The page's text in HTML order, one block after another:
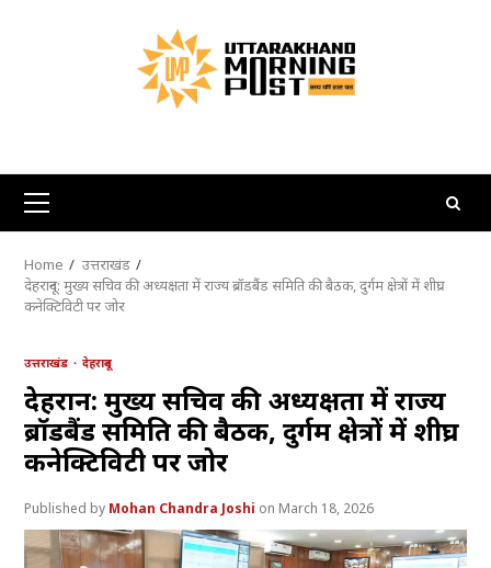
Primary
Menu
Home
उत्तराखंड
देहरादून: मुख्य सचिव की अध्यक्षता में राज्य ब्रॉडबैंड समिति की बैठक, दुर्गम क्षेत्रों में शीघ्र
कनेक्टिविटी पर जोर
उत्तराखंड देहरादून
देहरादून: मुख्य सचिव की अध्यक्षता में राज्य
ब्रॉडबैंड समिति की बैठक, दुर्गम क्षेत्रों में शीघ्र
कनेक्टिविटी पर जोर
Mohan Chandra Joshi March 18, 2026